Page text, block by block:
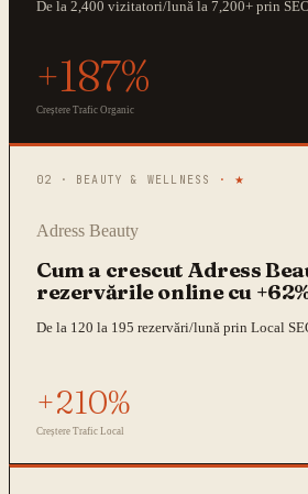
De la 2,400 vizitatori/lună la 7,200+ prin
+187%
Creștere Trafic Organic
02 · BEAUTY & WELLNESS · ★
Adress Beauty
Cum a crescut Adress
rezervările online cu
De la 120 la 195 rezervări/lună prin Local
+210%
Creștere Trafic Local